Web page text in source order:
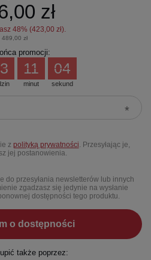
zł
48% (423,00 zł).
489,00 zł
promocji:
minut
11
sekund
04
z polityką prywatności . Przesyłając je,
jej postanowienia.
do przesyłania newsletterów lub innych
zgadzasz się jedynie na wysłanie
dostępności tego produktu.
o dostępności
także poprzez: